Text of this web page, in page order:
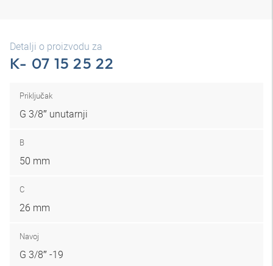
Detalji o proizvodu za
K- 07 15 25 22
Priključak
G 3/8″ unutarnji
B
50 mm
C
26 mm
Navoj
G 3/8″ -19